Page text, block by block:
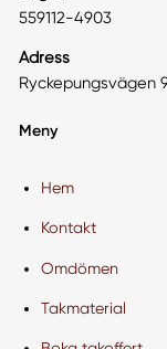
559112-4903
Adress
Ryckepungsvägen
Meny
Hem
Kontakt
Omdömen
Takmaterial